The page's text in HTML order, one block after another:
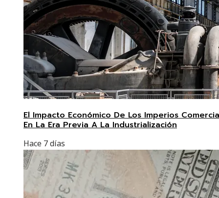
El Impacto Económico De Los Imperios
En La Era Previa A La Industrialización
Hace 7 días